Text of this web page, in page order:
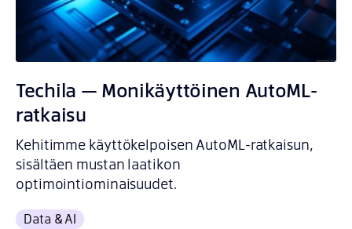
Techila — Monikäyttöinen AutoML-
ratkaisu
Kehitimme käyttökelpoisen AutoML-ratkaisun,
sisältäen mustan laatikon
optimointiominaisuudet.
Data & AI